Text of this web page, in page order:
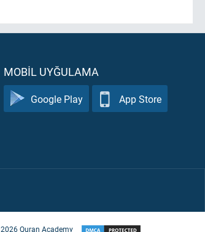
MOBIL UYĞULAMA
Google Play App Store
2026Quran Academy